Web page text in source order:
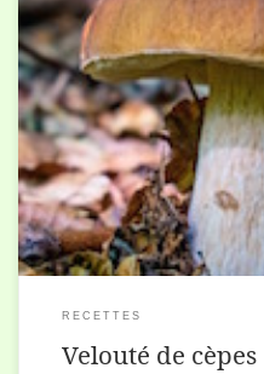
Pour 8 personnes 1 blanc de
d’olive 2 gousses d’ail 1 litre
RECETTES
Velouté de cèpes